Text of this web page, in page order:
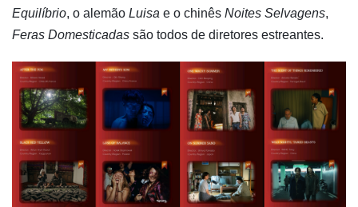
Equilíbrio, o alemão Luisa e o chinês Noites Selvagens,
Feras Domesticadas são todos de diretores estreantes.